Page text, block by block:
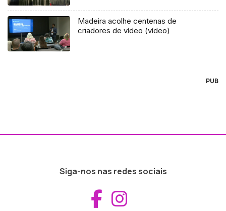
Madeira acolhe centenas de
criadores de vídeo (vídeo)
PUB
Siga-nos nas redes sociais
Aceder ao